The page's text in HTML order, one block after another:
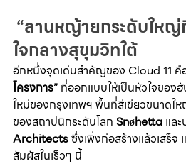
ใจกลางสุขุมวิทใต้
อีกหนึ่งจุดเด่นสำคัญของ Cloud 11 คื
โครงการ” ที่ออกแบบให้เป็นหัวใจของ
ใหม่ของกรุงเทพฯ พื้นที่สีเขียวขนาดใ
ของสถาปนิกระดับโลก Snøhetta แล
Architects ซึ่งเพิ่งก่อสร้างแล้วเสร็จ
สัมผัสในเร็วๆ นี้